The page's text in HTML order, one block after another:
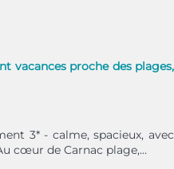
vacances proche des plages,
3* - calme, spacieux, avec
cœur de Carnac plage,...